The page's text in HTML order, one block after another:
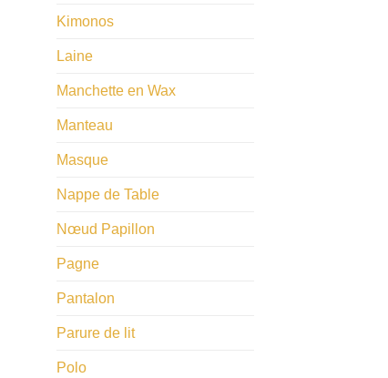
Kimonos
Laine
Manchette en Wax
Manteau
Masque
Nappe de Table
​Nœud Papillon
Pagne
Pantalon
Parure de lit
Polo